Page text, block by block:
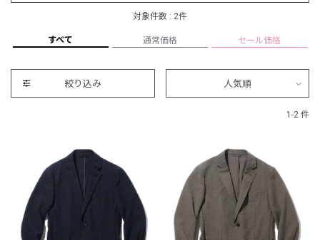
対象件数 : 2件
すべて 通常価格 セール価格
絞り込み 人気順
1-2 件